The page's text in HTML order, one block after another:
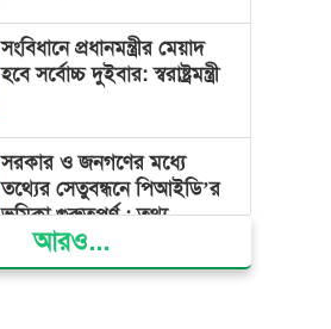
সংবিধানে প্রধানমন্ত্রীর মেয়াদ
হবে সর্বোচ্চ দুইবার: স্বরাষ্ট্রমন্ত্রী
সরকার ও জনগণের মধ্যে
তথ্যের সেতুবন্ধনে পিআইডি’র
ভূমিকা গুরুত্বপূর্ণ : তথ্য
প্রতিমন্ত্রী
আরও...